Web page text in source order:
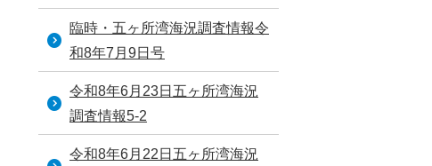
臨時・五ヶ所湾海況調査情報令
和8年7月9日号
令和8年6月23日五ヶ所湾海況
調査情報5-2
令和8年6月22日五ヶ所湾海況